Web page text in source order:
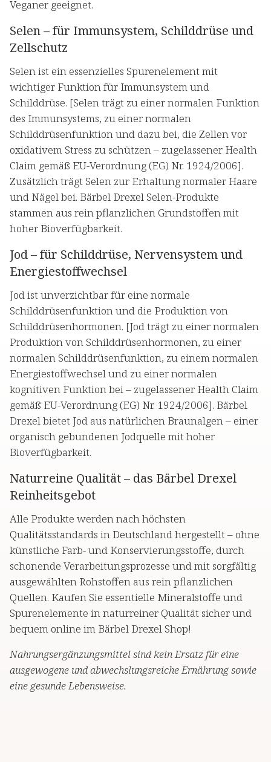
Veganer geeignet.
Selen – für Immunsystem, Schilddrüse und
Zellschutz
Selen ist ein essenzielles Spurenelement mit
wichtiger Funktion für Immunsystem und
Schilddrüse. [Selen trägt zu einer normalen Funktion
des Immunsystems, zu einer normalen
Schilddrüsenfunktion und dazu bei, die Zellen vor
oxidativem Stress zu schützen – zugelassener Health
Claim gemäß EU-Verordnung (EG) Nr. 1924/2006].
Zusätzlich trägt Selen zur Erhaltung normaler Haare
und Nägel bei. Bärbel Drexel Selen-Produkte
stammen aus rein pflanzlichen Grundstoffen mit
hoher Bioverfügbarkeit.
Jod – für Schilddrüse, Nervensystem und
Energiestoffwechsel
Jod ist unverzichtbar für eine normale
Schilddrüsenfunktion und die Produktion von
Schilddrüsenhormonen. [Jod trägt zu einer normalen
Produktion von Schilddrüsenhormonen, zu einer
normalen Schilddrüsenfunktion, zu einem normalen
Energiestoffwechsel und zu einer normalen
kognitiven Funktion bei – zugelassener Health Claim
gemäß EU-Verordnung (EG) Nr. 1924/2006]. Bärbel
Drexel bietet Jod aus natürlichen Braunalgen – einer
organisch gebundenen Jodquelle mit hoher
Bioverfügbarkeit.
Naturreine Qualität – das Bärbel Drexel
Reinheitsgebot
Alle Produkte werden nach höchsten
Qualitätsstandards in Deutschland hergestellt – ohne
künstliche Farb- und Konservierungsstoffe, durch
schonende Verarbeitungsprozesse und mit sorgfältig
ausgewählten Rohstoffen aus rein pflanzlichen
Quellen. Kaufen Sie essentielle Mineralstoffe und
Spurenelemente in naturreiner Qualität sicher und
bequem online im Bärbel Drexel Shop!
Nahrungsergänzungsmittel sind kein Ersatz für eine
ausgewogene und abwechslungsreiche Ernährung sowie
eine gesunde Lebensweise.